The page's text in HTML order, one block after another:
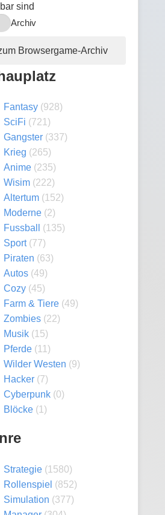
sind
Archiv
Browsergame-Archiv
Fantasy (928)
SciFi (721)
Gangster (337)
Krieg (265)
Anime (235)
Wisim (222)
Altertum (152)
Moderne (2)
Fussball
(135)
Sport(77)
Piraten (63)
Autos (49)
Cozy (45)
Farm & Tiere (49)
Zombies (22)
Musik (15)
Pferde (11)
Wilder Westen (9)
Hacker (7)
Cyberpunk (0)
Blöcke (1)
Strategie (1580)
Rollenspiel (852)
Simulation (377)